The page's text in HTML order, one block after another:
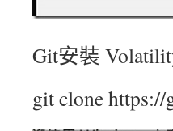
Git安裝
git clone